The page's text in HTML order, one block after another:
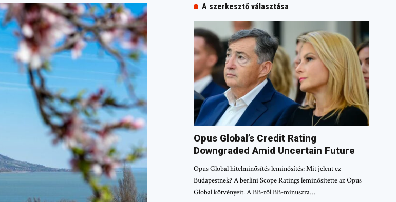
A szerkesztő választása
Opus Global’s Credit Rating
Downgraded Amid Uncertain Future
Opus Global hitelminősítés leminősítés: Mit jelent ez
Budapestnek? A berlini Scope Ratings leminősítette az Opus
Global kötvényeit. A BB-ről BB-mínuszra…